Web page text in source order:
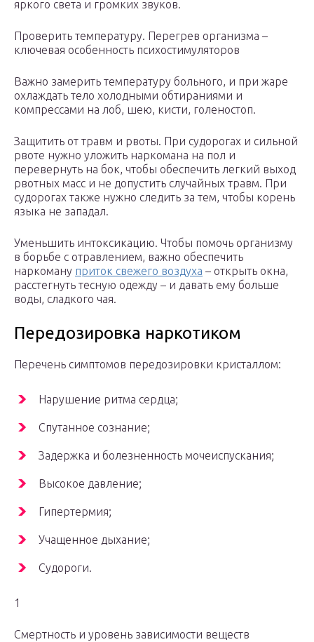
яркого света и громких звуков.
Проверить температуру. Перегрев организма –
ключевая особенность психостимуляторов
Важно замерить температуру больного, и при жаре
охлаждать тело холодными обтираниями и
компрессами на лоб, шею, кисти, голеностоп.
Защитить от травм и рвоты. При судорогах и сильной
рвоте нужно уложить наркомана на пол и
перевернуть на бок, чтобы обеспечить легкий выход
рвотных масс и не допустить случайных травм. При
судорогах также нужно следить за тем, чтобы корень
языка не западал.
Уменьшить интоксикацию. Чтобы помочь организму
в борьбе с отравлением, важно обеспечить
наркоману приток свежего воздуха – открыть окна,
расстегнуть тесную одежду – и давать ему больше
воды, сладкого чая.
Передозировка наркотиком
Перечень симптомов передозировки кристаллом:
Нарушение ритма сердца;
Спутанное сознание;
Задержка и болезненность мочеиспускания;
Высокое давление;
Гипертермия;
Учащенное дыхание;
Судороги.
1
Смертность и уровень зависимости веществ